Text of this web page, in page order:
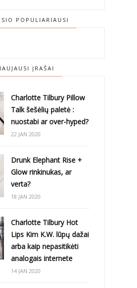
POPULIARIAUSI
ĮRAŠAI
Charlotte Tilbury Pillow
Talk šešėlių paletė :
nuostabi ar over-hyped?
22 JAN 2020
Drunk Elephant Rise +
Glow rinkinukas, ar
verta?
18 JAN 2020
Charlotte Tilbury Hot
Lips Kim K.W. lūpų dažai
arba kaip nepasitikėti
analogais internete
14 JAN 2020